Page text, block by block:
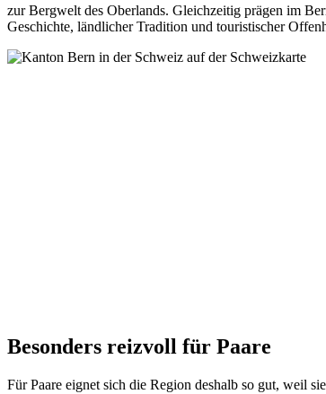
zur Bergwelt des Oberlands. Gleichzeitig prägen im
Geschichte, ländlicher Tradition und touristischer
Besonders reizvoll für Paare
Für Paare eignet sich die Region deshalb so gut, weil